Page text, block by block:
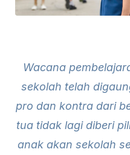
Wacana
sekolah telah
pro dan kontra dari
tua tidak lagi diberi
anak akan sekolah